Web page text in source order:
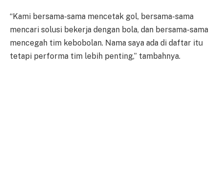
“Kami bersama-sama mencetak gol, bersama-sama
mencari solusi bekerja dengan bola, dan bersama-sama
mencegah tim kebobolan. Nama saya ada di daftar itu
tetapi performa tim lebih penting,” tambahnya.